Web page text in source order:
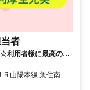
者
利用者様に最高のサ
のサービスをプラン
☆安定の正社員☆
山陽本線 魚住南出
14分 山陽電鉄本線